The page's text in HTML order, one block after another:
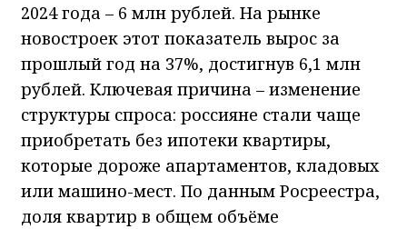
2024 года – 6 млн рублей. На рынке
новостроек этот показатель вырос за
прошлый год на 37%, достигнув 6,1 млн
рублей. Ключевая причина – изменение
структуры спроса: россияне стали чаще
приобретать без ипотеки квартиры,
которые дороже апартаментов, кладовых
или машино-мест. По данным Росреестра,
доля квартир в общем объёме